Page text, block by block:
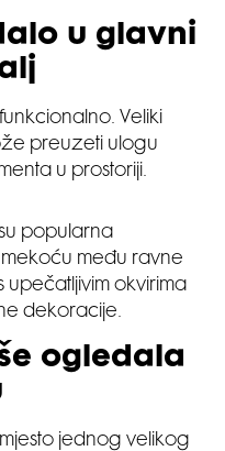
u glavni
Veliki
preuzeti ulogu
u prostoriji.
popularna
među ravne
upečatljivim okvirima
dekoracije.
ogledala
jednog velikog